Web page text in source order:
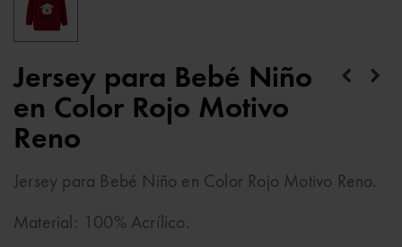
Jersey para Bebé Niño
en Color Rojo Motivo
Reno
Jersey para Bebé Niño en Color Rojo Motivo Reno.
Material: 100% Acrílico.